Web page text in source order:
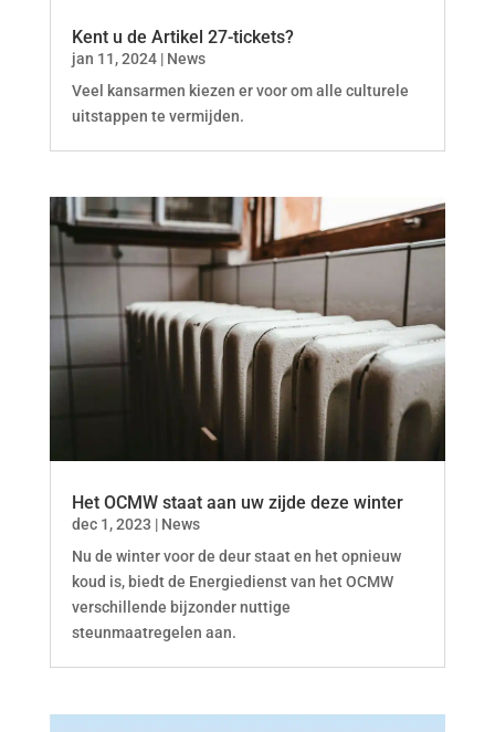
Kent u de Artikel 27-tickets?
jan 11, 2024| News
Veel kansarmen kiezen er voor om alle culturele
uitstappen te vermijden.
Het OCMW staat aan uw zijde deze winter
dec 1, 2023 | News
Nu de winter voor de deur staat en het opnieuw
koud is, biedt de Energiedienst van het OCMW
verschillende bijzonder nuttige
steunmaatregelen aan.